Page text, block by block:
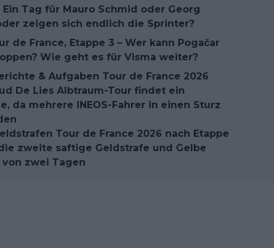
Ein Tag für Mauro Schmid oder Georg
zeigen sich endlich die Sprinter?
de France, Etappe 3 – Wer kann Pogačar
Wie geht es für Visma weiter?
& Aufgaben Tour de France 2026
De Lies Albtraum-Tour findet ein
da mehrere INEOS-Fahrer in einen Sturz
Tour de France 2026 nach Etappe
zweite saftige Geldstrafe und Gelbe
zwei Tagen